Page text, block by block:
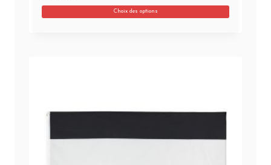
Choix des options